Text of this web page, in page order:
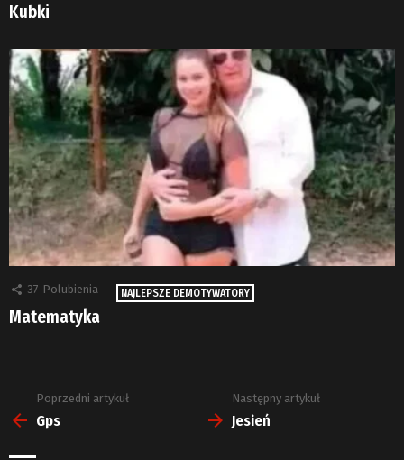
Kubki
37 Polubienia NAJLEPSZE DEMOTYWATORY
Matematyka
Zobacz
więcej
Poprzedni artykuł
Gps
Następny artykuł
Jesień